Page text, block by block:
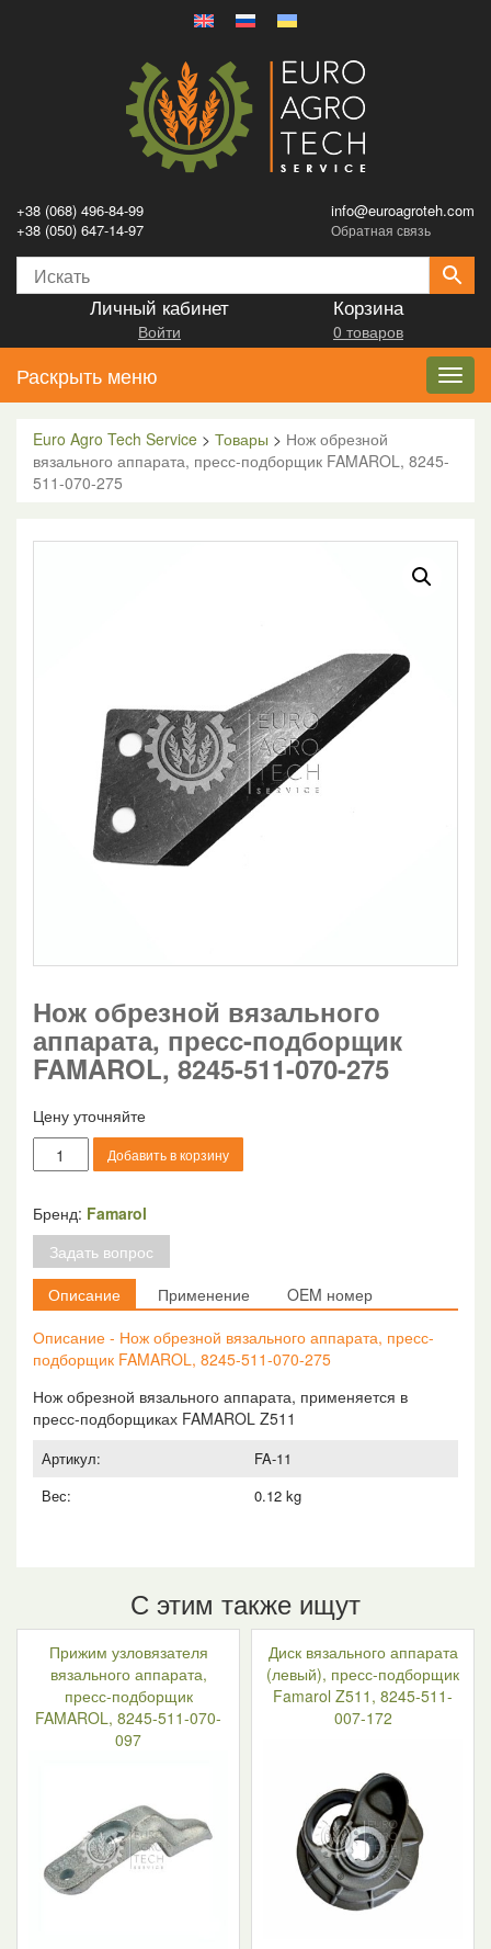
+38 (068) 496-84-99
+38 (050) 647-14-97
info@euroagroteh.com
Обратная связь
Личный кабинет
Войти
Корзина
0 товаров
Раскрыть меню
Euro Agro Tech Service > Товары > Нож обрезной
вязального аппарата, пресс-подборщик FAMAROL, 8245-
511-070-275
Нож обрезной вязального
аппарата, пресс-подборщик
FAMAROL, 8245-511-070-275
Цену уточняйте
Количество
товара
обрезной
вязального
аппарата,
пресс-
подборщик
8245-
511-
070-
Добавить в корзину
Бренд: Famarol
Задать вопрос
Описание
Применение
OEM номер
Описание - Нож обрезной вязального аппарата, пресс-
подборщик FAMAROL, 8245-511-070-275
Нож обрезной вязального аппарата, применяется в
пресс-подборщиках FAMAROL Z511
Артикул:
FA-11
Вес:
0.12 kg
С этим также ищут
Прижим узловязателя
вязального аппарата,
пресс-подборщик
FAMAROL, 8245-511-070-
097
Диск вязального аппарата
(левый), пресс-подборщик
Famarol Z511, 8245-511-
007-172